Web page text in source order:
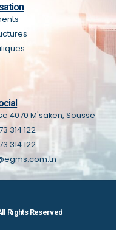
4070 M'saken, Sousse
314 122
314 122
Rights Reserved​